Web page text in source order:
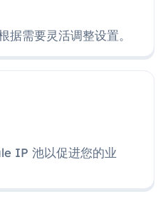
据需要灵活调整设置。
IP 池以促进您的业